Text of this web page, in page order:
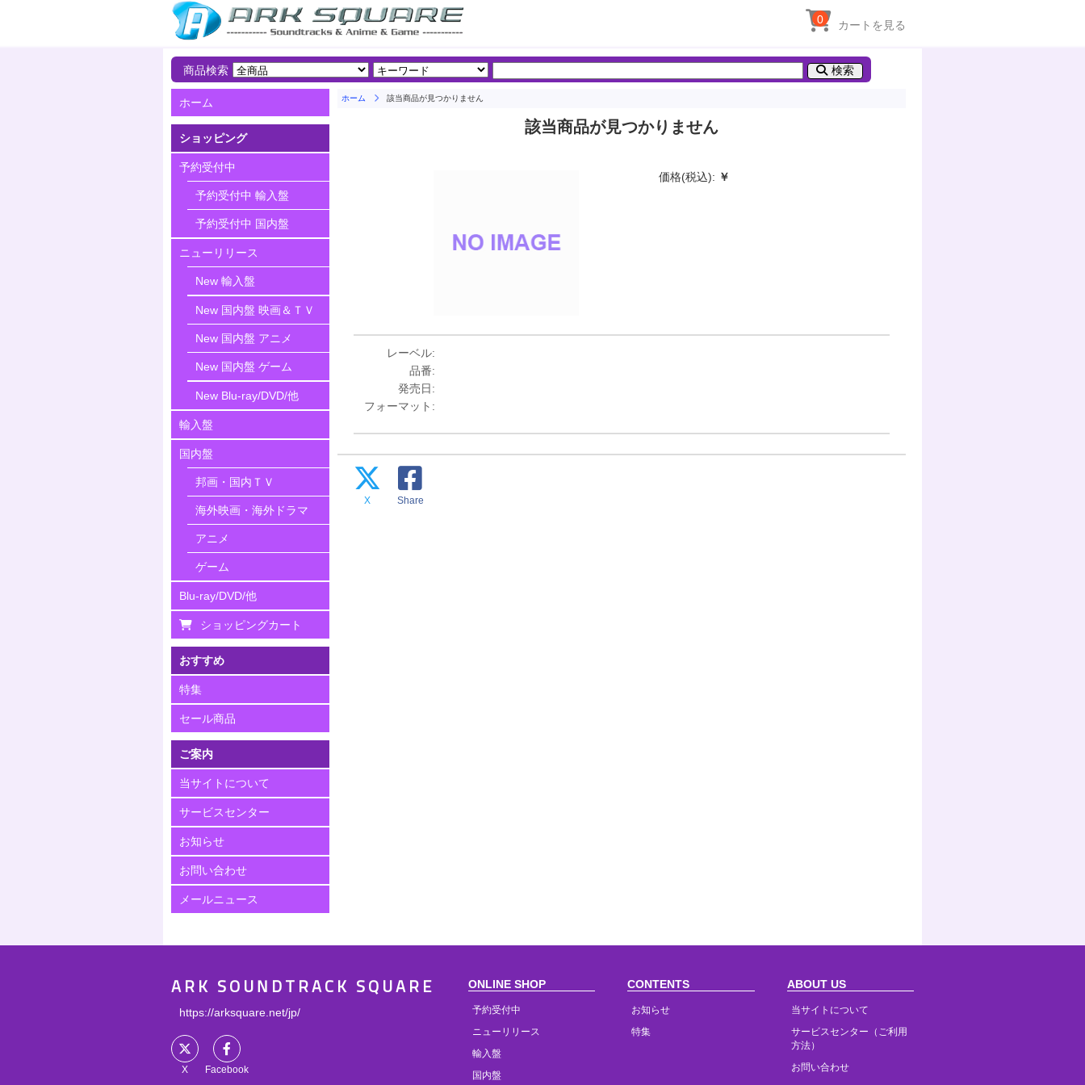
カートを見る
0
商品検索 検索
ホーム
ショッピング
予約受付中
予約受付中 輸入盤
予約受付中 国内盤
ニューリリース
New 輸入盤
New 国内盤 映画＆ＴＶ
New 国内盤 アニメ
New 国内盤 ゲーム
New Blu-ray/DVD/他
輸入盤
国内盤
邦画・国内ＴＶ
海外映画・海外ドラマ
アニメ
ゲーム
Blu-ray/DVD/他
ショッピングカート
おすすめ
特集
セール商品
ご案内
当サイトについて
サービスセンター
お知らせ
お問い合わせ
メールニュース
ホーム 該当商品が見つかりません
該当商品が見つかりません
価格(税込): ￥
レーベル:
品番:
発売日:
フォーマット:
X Share
ARK SOUNDTRACK SQUARE
https://arksquare.net/jp/
X Facebook
ONLINE SHOP
予約受付中
ニューリリース
輸入盤
国内盤
CONTENTS
お知らせ
特集
ABOUT US
当サイトについて
サービスセンター（ご利用
方法）
お問い合わせ